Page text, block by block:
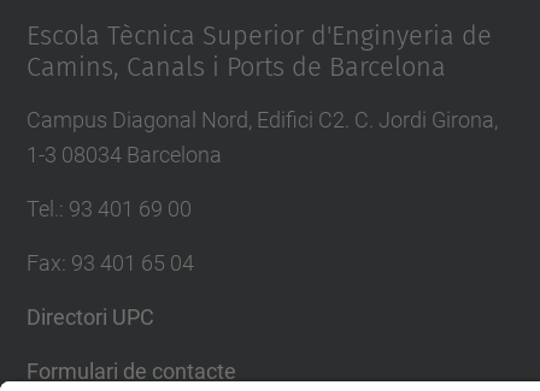
Escola Tècnica Superior d'Enginyeria de
Camins, Canals i Ports de Barcelona
Campus Diagonal Nord, Edifici C2. C. Jordi Girona,
1-3 08034 Barcelona
Tel. : 93 401 69 00
Fax: 93 401 65 04
Directori UPC
Formulari de contacte